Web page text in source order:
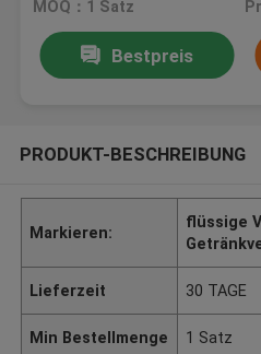
MOQ：1 Satz
Bestpreis
PRODUKT-BESCHREIBUNG
Markieren:
flüssige
Lieferzeit 30 TAGE
Min Bestellmenge 1 Satz